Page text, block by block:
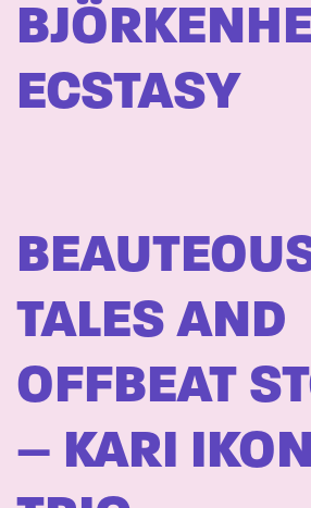
ECSTASY
TALES AND
OFFBEAT
– KARI